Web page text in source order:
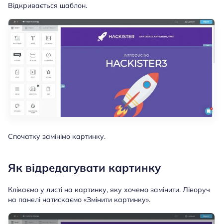
Відкривається шаблон.
Спочатку замінімо картинку.
Як відредагувати картинку
Клікаємо у листі на картинку, яку хочемо замінити. Ліворуч
на панелі натискаємо «Змінити картинку».